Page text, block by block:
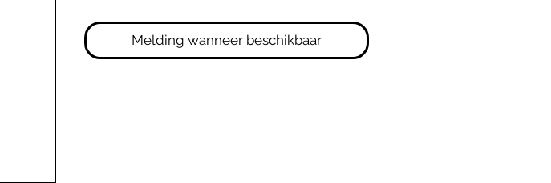
Melding wanneer beschikbaar